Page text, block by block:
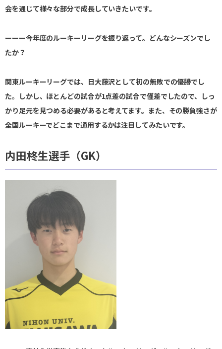
会を通じて様々な部分で成長していきたいです。
ーーー今年度のルーキーリーグを振り返って。どんなシーズンでし
たか？
関東ルーキーリーグでは、日大藤沢として初の無敗での優勝でし
た。しかし、ほとんどの試合が1点差の試合で僅差でしたので、しっ
かり足元を見つめる必要があると考えてます。また、その勝負強さが
全国ルーキーでどこまで通用するかは注目してみたいです。
内田柊生選手（GK）